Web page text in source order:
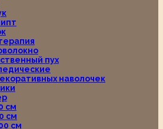
пух
наволочек
см
см
см